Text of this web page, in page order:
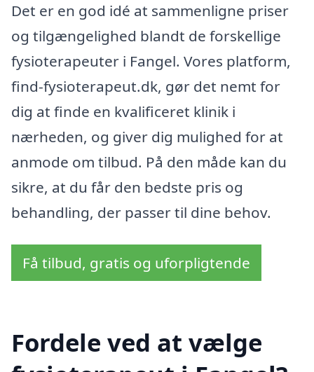
Det er en god idé at sammenligne priser
og tilgængelighed blandt de forskellige
fysioterapeuter i Fangel. Vores platform,
find-fysioterapeut.dk, gør det nemt for
dig at finde en kvalificeret klinik i
nærheden, og giver dig mulighed for at
anmode om tilbud. På den måde kan du
sikre, at du får den bedste pris og
behandling, der passer til dine behov.
Få tilbud, gratis og uforpligtende
Fordele ved at vælge